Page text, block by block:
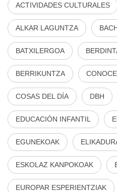
ACTIVIDADES CULTURALES
ALKAR LAGUNTZA
BATXILERGOA
BERRIKUNTZA
COSAS DEL DÍA DBH
EDUCACIÓN INFANTIL
EGUNEKOAK
ESKOLAZ KANPOKOAK
EUROPAR ESPERIENTZIAK